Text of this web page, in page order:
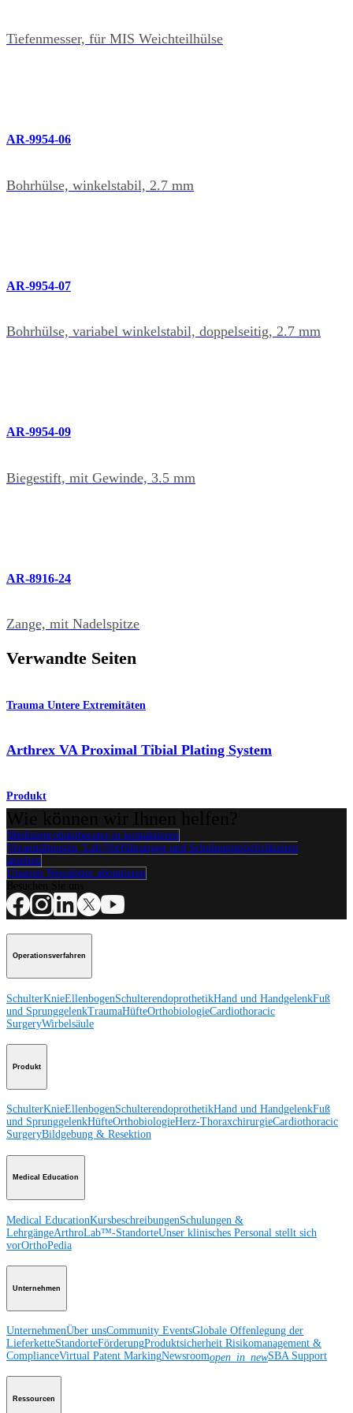
Tiefenmesser, für MIS Weichteilhülse
AR-9954-06
Bohrhülse, winkelstabil, 2.7 mm
AR-9954-07
Bohrhülse, variabel winkelstabil, doppelseitig, 2.7 mm
AR-9954-09
Biegestift, mit Gewinde, 3.5 mm
AR-8916-24
Zange, mit Nadelspitze
Verwandte Seiten
Trauma Untere Extremitäten
Arthrex VA Proximal Tibial Plating System
Produkt
Medizinproduktberater:in kontaktieren
Veranstaltungen, Lab-Vorführungen und Schulungsmöglichkeiten
ansehen
Unseren Newsletter abonnieren
Operationsverfahren
SchulterKnieEllenbogenSchulterendoprothetikHand und HandgelenkFuß
und SprunggelenkTraumaHüfteOrthobiologieCardiothoracic
SurgeryWirbelsäule
Produkt
SchulterKnieEllenbogenSchulterendoprothetikHand und HandgelenkFuß
und SprunggelenkHüfteOrthobiologieHerz-ThoraxchirurgieCardiothoracic
SurgeryBildgebung & Resektion
Medical Education
Medical EducationKursbeschreibungenSchulungen &
LehrgängeArthroLab™-StandorteUnser klinisches Personal stellt sich
vorOrthoPedia
Unternehmen
UnternehmenÜber unsCommunity EventsGlobale Offenlegung der
LieferketteStandorteFörderungProduktsicherheit Risikomanagement &
ComplianceVirtual Patent MarkingNewsroomopen_in_newSBA Support
Ressourcen